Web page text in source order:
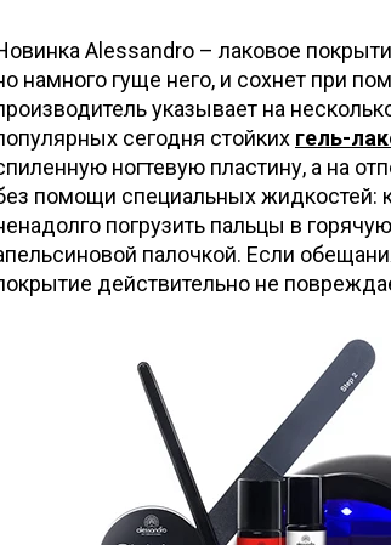
Alessandro – лаковое
намного гуще него, и сохнет при
указывает на
сегодня стойких гель-
ногтевую пластину, а на
помощи специальных жидкостей:
погрузить пальцы в
палочкой. Если
действительно не